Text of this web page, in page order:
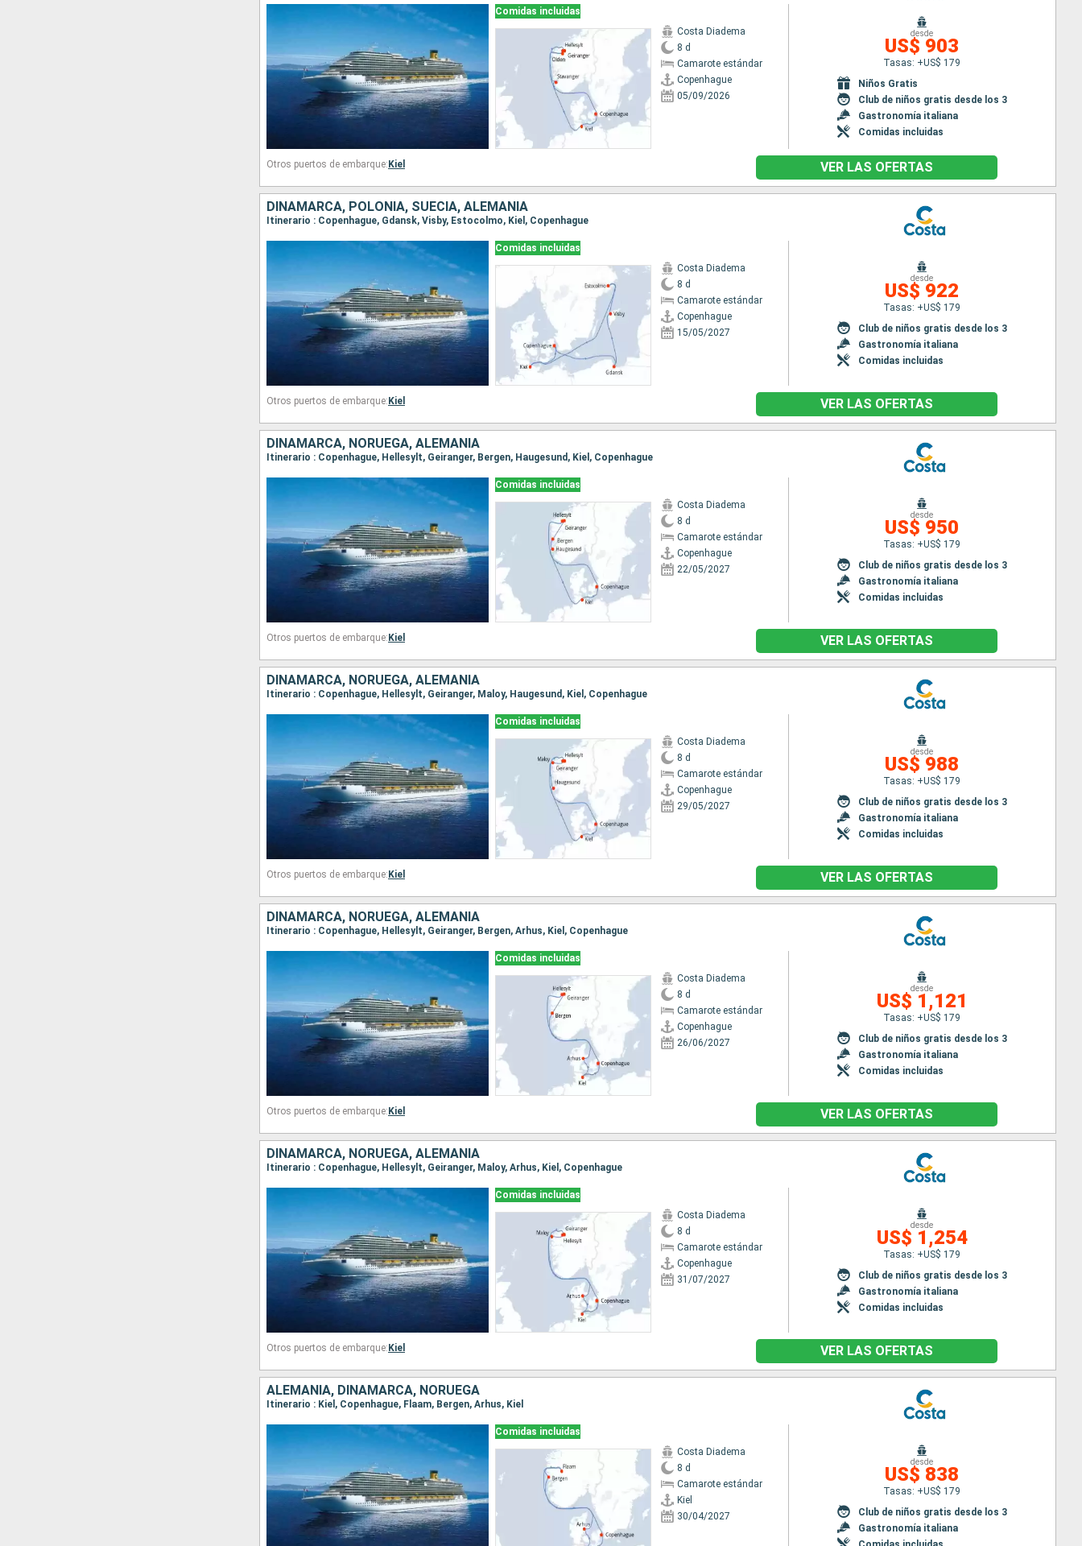
Comidas incluidas
Costa Diadema
8 d
Camarote estándar
Copenhague
05/09/2026
desde
US$ 903
Tasas: +US$ 179
Niños Gratis
Club de niños gratis desde los 3
Gastronomía italiana
Comidas incluidas
Otros puertos de embarque: Kiel VER LAS OFERTAS
DINAMARCA, POLONIA, SUECIA, ALEMANIA
Itinerario : Copenhague, Gdansk, Visby, Estocolmo, Kiel, Copenhague
Comidas incluidas
Costa Diadema
8 d
Camarote estándar
Copenhague
15/05/2027
desde
US$ 922
Tasas: +US$ 179
Club de niños gratis desde los 3
Gastronomía italiana
Comidas incluidas
Otros puertos de embarque: Kiel VER LAS OFERTAS
DINAMARCA, NORUEGA, ALEMANIA
Itinerario : Copenhague, Hellesylt, Geiranger, Bergen, Haugesund, Kiel, Copenhague
Comidas incluidas
Costa Diadema
8 d
Camarote estándar
Copenhague
22/05/2027
desde
US$ 950
Tasas: +US$ 179
Club de niños gratis desde los 3
Gastronomía italiana
Comidas incluidas
Otros puertos de embarque: Kiel VER LAS OFERTAS
DINAMARCA, NORUEGA, ALEMANIA
Itinerario : Copenhague, Hellesylt, Geiranger, Maloy, Haugesund, Kiel, Copenhague
Comidas incluidas
Costa Diadema
8 d
Camarote estándar
Copenhague
29/05/2027
desde
US$ 988
Tasas: +US$ 179
Club de niños gratis desde los 3
Gastronomía italiana
Comidas incluidas
Otros puertos de embarque: Kiel VER LAS OFERTAS
DINAMARCA, NORUEGA, ALEMANIA
Itinerario : Copenhague, Hellesylt, Geiranger, Bergen, Arhus, Kiel, Copenhague
Comidas incluidas
Costa Diadema
8 d
Camarote estándar
Copenhague
26/06/2027
desde
US$ 1,121
Tasas: +US$ 179
Club de niños gratis desde los 3
Gastronomía italiana
Comidas incluidas
Otros puertos de embarque: Kiel VER LAS OFERTAS
DINAMARCA, NORUEGA, ALEMANIA
Itinerario : Copenhague, Hellesylt, Geiranger, Maloy, Arhus, Kiel, Copenhague
Comidas incluidas
Costa Diadema
8 d
Camarote estándar
Copenhague
31/07/2027
desde
US$ 1,254
Tasas: +US$ 179
Club de niños gratis desde los 3
Gastronomía italiana
Comidas incluidas
Otros puertos de embarque: Kiel VER LAS OFERTAS
ALEMANIA, DINAMARCA, NORUEGA
Itinerario : Kiel, Copenhague, Flaam, Bergen, Arhus, Kiel
Comidas incluidas
Costa Diadema
8 d
Camarote estándar
Kiel
30/04/2027
desde
US$ 838
Tasas: +US$ 179
Club de niños gratis desde los 3
Gastronomía italiana